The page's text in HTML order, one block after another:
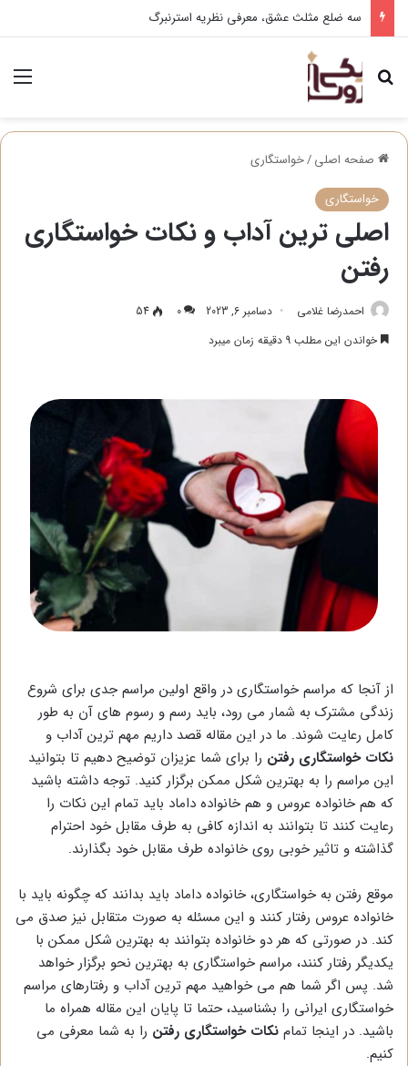
ساخت کارت دعوت دیجیتال عروسی
جستجو برای
صفحه اصلی/خواستگاری
خواستگاری
اصلی ترین آداب و نکات خواستگاری
رفتن
احمدرضا غلامی دسامبر 6, 2023 0
54
خواندن این مطلب 9 دقیقه زمان میبرد
از آنجا که مراسم خواستگاری در واقع اولین مراسم جدی برای شروع
زندگی مشترک به شمار می رود، باید رسم و رسوم های آن به طور
کامل رعایت شوند. ما در این مقاله قصد داریم مهم ترین آداب و
نکات خواستگاری رفتن را برای شما عزیزان توضیح دهیم تا بتوانید
این مراسم را به بهترین شکل ممکن برگزار کنید. توجه داشته باشید
که هم خانواده عروس و هم خانواده داماد باید تمام این نکات را
رعایت کنند تا بتوانند به اندازه کافی به طرف مقابل خود احترام
گذاشته و تاثیر خوبی روی خانواده طرف مقابل خود بگذارند.
موقع رفتن به خواستگاری، خانواده داماد باید بدانند که چگونه باید با
خانواده عروس رفتار کنند و این مسئله به صورت متقابل نیز صدق می
کند. در صورتی که هر دو خانواده بتوانند به بهترین شکل ممکن با
یکدیگر رفتار کنند، مراسم خواستگاری به بهترین نحو برگزار خواهد
شد. پس اگر شما هم می خواهید مهم ترین آداب و رفتارهای مراسم
خواستگاری ایرانی را بشناسید، حتما تا پایان این مقاله همراه ما
باشید. در اینجا تمام نکات خواستگاری رفتن را به شما معرفی می
کنیم.